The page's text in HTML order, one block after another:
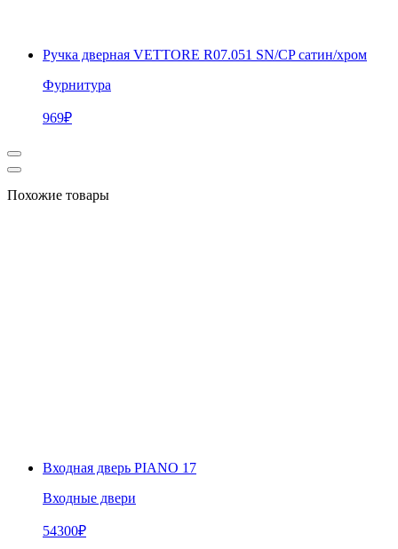
Ручка дверная VЕTTORE R07.051 SN/CP сатин/хром
Фурнитура
969₽
Похожие товары
Входная дверь PIANO 17
Входные двери
54300₽